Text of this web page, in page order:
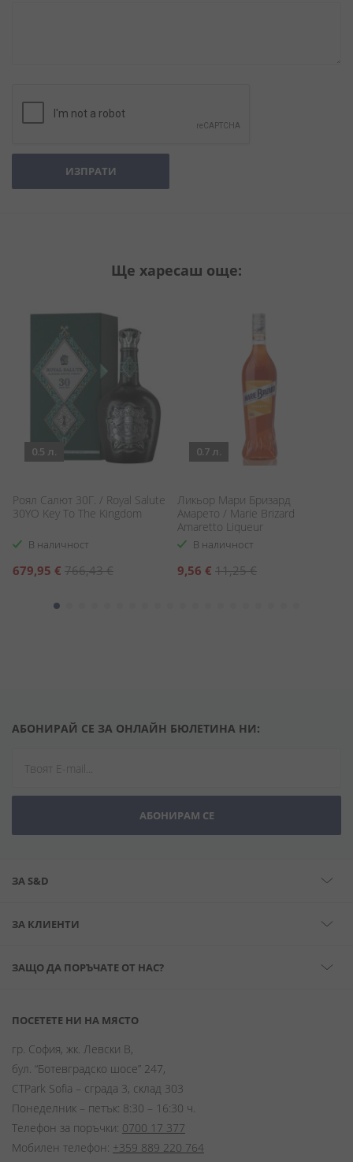
ИЗПРАТИ
Ще харесаш още:
0.5 л.
Роял Салют 30Г. / Royal Salute
30YO Key To The Kingdom
В наличност
Специална
679,95 € 766,43 €
0.7 л.
Ликьор Мари Бризард
Амарето / Marie Brizard
Amaretto Liqueur
В наличност
Специална
9,56 € 11,25 €
АБОНИРАЙ СЕ ЗА ОНЛАЙН БЮЛЕТИНА НИ:
АБОНИРАМ СЕ
ЗА S&D
ЗА КЛИЕНТИ
ЗАЩО ДА ПОРЪЧАТЕ ОТ НАС?
ПОСЕТЕТЕ НИ НА МЯСТО
гр. София, жк. Левски В,
бул. “Ботевградско шосе” 247,
CTPark Sofia – сграда 3, склад 303
Понеделник – петък: 8:30 – 16:30 ч.
Телефон за поръчки: 0700 17 377
Мобилен телефон: +359 889 220 764